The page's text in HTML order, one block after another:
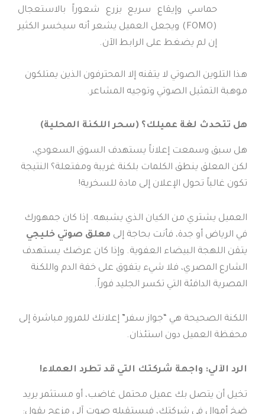
حماسي وإيقاع سريع يزرع شعوراً بالاستعجال
(FOMO) ويجعل العميل يشعر أنه سيخسر الكثير
إن لم يضغط على الرابط الآن.
هذا التلوين الصوتي لا يتقنه إلا المحترفون الذين يمتلكون
موهبة التمثيل الصوتي وتوجيه المشاعر.
هل تتحدث لغة عميلك؟ (سحر اللكنة المحلية)
هل سبق وسمعت إعلاناً يستهدف السوق السعودي،
لكن المعلق ينطق الكلمات بلكنة غريبة ومفتعلة؟ النتيجة
تكون غالباً تحول الإعلان إلى مادة للسخرية!
العميل يشتري من الكيان الذي يشبهه. إذا كان جمهورك
في الرياض أو جدة، فأنت بحاجة إلى معلق صوتي خليجي
يتقن اللهجة البيضاء العفوية. وإذا كان عرضك يستهدف
الشارع المصري، فلا شيء يتفوق على خفة الدم واللكنة
المصرية الدافئة التي تكسر الجليد فوراً.
اللكنة الصحيحة هي “جواز سفر” إعلانك للمرور مباشرة إلى
محفظة العميل دون استئذان.
الرد الآلي: واجهة شركتك التي قد تطرد العملاء!
تخيل أن يتصل بك عميل محتمل غاضب، أو مستثمر يريد
ضخ أموال في شركتك، فيستقبله صوت آلي مزعج يقول: